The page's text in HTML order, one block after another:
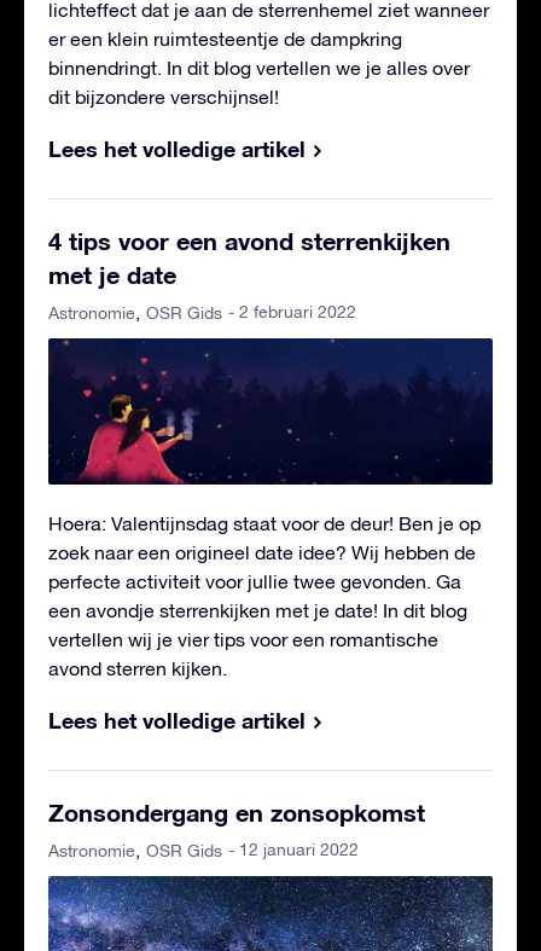
lichteffect dat je aan de sterrenhemel ziet wanneer
er een klein ruimtesteentje de dampkring
binnendringt. In dit blog vertellen we je alles over
dit bijzondere verschijnsel!
Lees het volledige artikel
4 tips voor een avond sterrenkijken
met je date
Astronomie OSR Gids - 2 februari 2022
Hoera: Valentijnsdag staat voor de deur! Ben je op
zoek naar een origineel date idee? Wij hebben de
perfecte activiteit voor jullie twee gevonden. Ga
een avondje sterrenkijken met je date! In dit blog
vertellen wij je vier tips voor een romantische
avond sterren kijken.
Lees het volledige artikel
Zonsondergang en zonsopkomst
Astronomie OSR Gids - 12 januari 2022